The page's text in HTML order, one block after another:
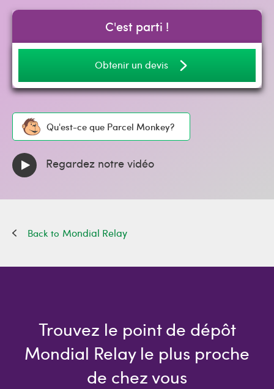
C'est parti !
Obtenir un devis
Qu'est-ce que Parcel Monkey?
Regardez notre vidéo
Mondial Relay
Trouvez le point de dépôt
Mondial Relay le plus proche
de chez vous